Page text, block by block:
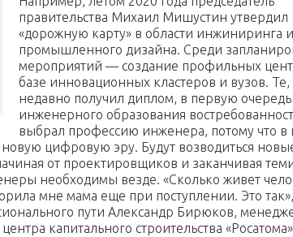
правительства Михаил Мишустин утвердил
«дорожную карту» в области инжиниринга и
промышленного дизайна. Среди
мероприятий — создание профильных
базе инновационных кластеров и вузов. Те,
недавно получил диплом, в первую очередь
инженерного образования
выбрал профессию инженера, потому что в
цифровую эру. Будут возводиться
от проектировщиков и заканчивая
необходимы везде. «Сколько живет
мне мама еще при поступлении. Это
пути Александр Бирюков,
капитального строительства